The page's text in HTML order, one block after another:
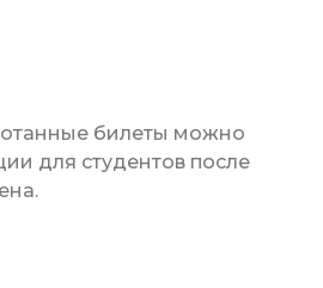
билеты можно
для студентов после